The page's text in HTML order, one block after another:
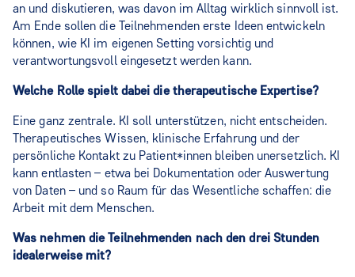
an und diskutieren, was davon im Alltag wirklich sinnvoll ist.
Am Ende sollen die Teilnehmenden erste Ideen entwickeln
können, wie KI im eigenen Setting vorsichtig und
verantwortungsvoll eingesetzt werden kann.
Welche Rolle spielt dabei die therapeutische Expertise?
Eine ganz zentrale. KI soll unterstützen, nicht entscheiden.
Therapeutisches Wissen, klinische Erfahrung und der
persönliche Kontakt zu Patient*innen bleiben unersetzlich. KI
kann entlasten – etwa bei Dokumentation oder Auswertung
von Daten – und so Raum für das Wesentliche schaffen: die
Arbeit mit dem Menschen.
Was nehmen die Teilnehmenden nach den drei Stunden
idealerweise mit?